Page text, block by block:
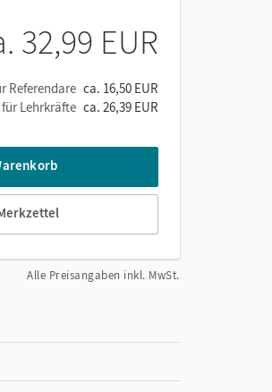
32,99 EUR
Referendare ca. 16,50 EUR
Lehrkräfte ca. 26,39 EUR
Alle Preisangaben inkl. MwSt.